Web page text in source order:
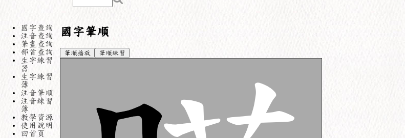
國字查詢
注音查詢
筆畫查詢
部首查詢
生字練習
器
生字練習
簿
注音筆順
注音練習
簿
教學資源
使用說明
回首頁
國字筆順
筆順播放 筆順練習